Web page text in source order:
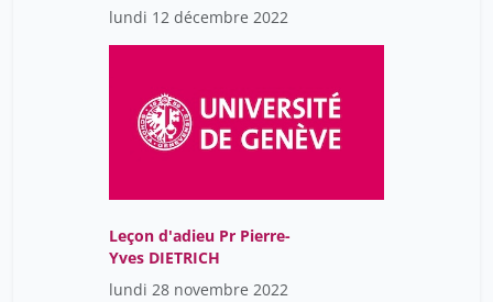
lundi 12 décembre 2022
Leçon d'adieu Pr Pierre-
Yves DIETRICH
lundi 28 novembre 2022